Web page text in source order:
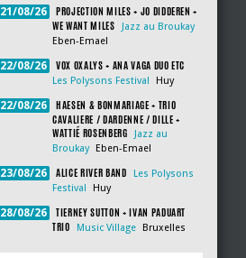
21/08/26
PROJECTION MILES + JO DIDDEREN +
WE WANT MILES
Jazz au Broukay
Eben-Emael
22/08/26 VOX OXALYS + ANA VAGA DUO ETC
Les Polysons Festival Huy
22/08/26
HAESEN & BONMARIAGE + TRIO
CAVALIERE / DARDENNE / DILLE +
WATTIÉ ROSENBERG
Jazz au
Broukay
Eben-Emael
23/08/26 ALICE RIVER BAND
Les Polysons
Festival
Huy
28/08/26
TIERNEY SUTTON + IVAN PADUART
TRIO
Music Village Bruxelles